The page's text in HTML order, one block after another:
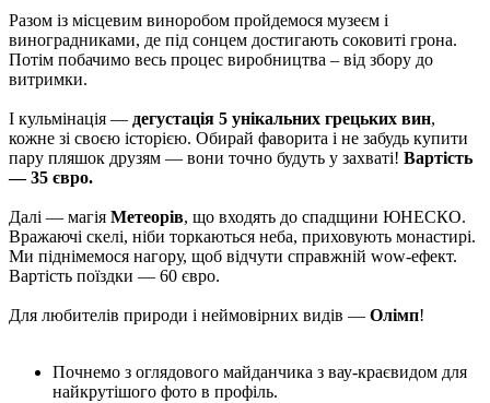
Разом із місцевим виноробом пройдемося музеєм і
виноградниками, де під сонцем достигають соковиті грона.
Потім побачимо весь процес виробництва – від збору до
витримки.
І кульмінація — дегустація 5 унікальних грецьких вин,
кожне зі своєю історією. Обирай фаворита і не забудь купити
пару пляшок друзям — вони точно будуть у захваті! Вартість
— 35 євро.
Далі — магія Метеорів, що входять до спадщини ЮНЕСКО.
Вражаючі скелі, ніби торкаються неба, приховують монастирі.
Ми піднімемося нагору, щоб відчути справжній wow-ефект.
Вартість поїздки — 60 євро.
Для любителів природи і неймовірних видів — Олімп!
Почнемо з оглядового майданчика з вау-краєвидом для
найкрутішого фото в профіль.